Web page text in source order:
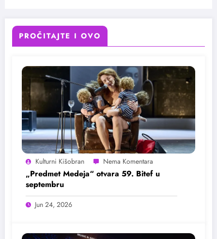
PROČITAJTE I OVO
Kulturni Kišobran
„Predmet Medeja“ otvara 59. Bitef u
septembru
Jun 24, 2026